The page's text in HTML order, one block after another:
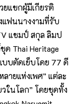
ยแขกผู้มีเกียรติ
แฟนนางงามที่รับ
แชมป์ สกุล ลิมป
Thai Heritage
บบตัดเย็บโดย 77 ดี
ายแห่งเพศ” แต่ละ
ในโลก” โดยชุดทั้ง